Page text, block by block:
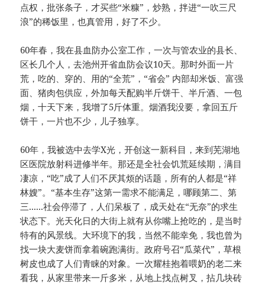
点权，批张条子，才买些“米糠”，炒熟，拌进“一吹三尺
浪”的稀饭里，也真管用，好了不少。
60年春，我在县血防办公室工作，一次与管农业的县长、
区长几个人，去池州开省血防会议10天。那时外面一片
荒，吃的、穿的、用的“全荒”，“省会” 内部却米饭、富强
面、猪肉包供应，外加每天配购半斤饼干、半斤酒、一包
烟，十天下来，我增了5斤体重。烟酒我没要，拿回五斤
饼干，一片也不少，儿子独享。
60年，我被选中去学X光，开创这一新科目，来到芜湖地
区医院放射科进修半年。那还是全社会饥荒延续期，满目
凄凉，“吃”成了人们不厌其烦的话题，所有的人都是“祥
林嫂”。“基本生存”这第一需求不能满足，哪顾第二、第
三......社会停滞了，人们呆板了，成天处在“无奈”的求生
状态下。光天化日的大街上就有从你嘴上抢吃的，是当时
特有的风景线。大环境下的我，当然不能幸免，我也曾为
找一块大麦饼而拿着碗跑满街。政府号召“瓜菜代”，草根
树皮也成了人们青睐的对象。一次耀桂抱着喂奶的老二来
看我，从家里带来一斤多米，从地上找点树叉，拈几块砖